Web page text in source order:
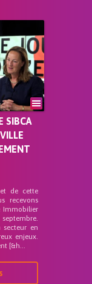
SIBCA
de cette
recevons
Immobilier
en
enjeux.
[&h...